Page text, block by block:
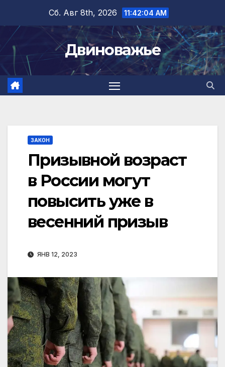
содержимому
Сб. Авг 8th, 2026 11:42:05 AM
Двиноважье
ЗАКОН
Призывной возраст
в России могут
повысить уже в
весенний призыв
ЯНВ 12, 2023